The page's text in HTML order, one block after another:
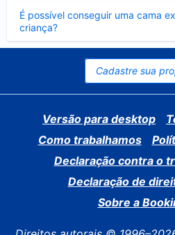
É possível conseguir uma cama
criança?
Contraído
Cadastre sua
Versão para desktop
Como trabalhamos
Declaração contra o
Declaração de
Sobre a